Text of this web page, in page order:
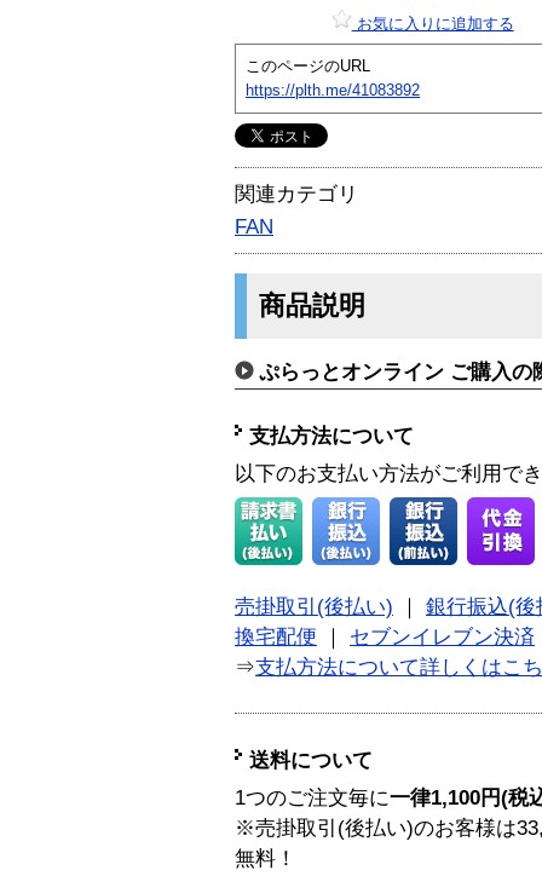
お気に入りに追加する
このページのURL
https://plth.me/41083892
関連カテゴリ
FAN
商品説明
ぷらっとオンライン ご購入の
支払方法について
以下のお支払い方法がご利用で
売掛取引(後払い)
銀行振込(後
換宅配便
セブンイレブン決済
⇒支払方法について詳しくはこ
送料について
1つのご注文毎に一律1,100円(税
※売掛取引(後払い)のお客様は
無料！